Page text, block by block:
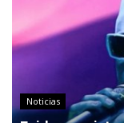
Noticias